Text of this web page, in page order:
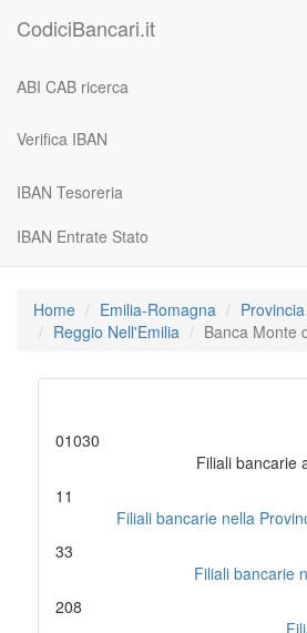
CodiciBancari.it
ABI CAB ricerca
Verifica IBAN
IBAN Tesoreria
IBAN Entrate Stato
Home Emilia-Romagna
Reggio Nell'Emilia
Banca Monte
01030
Filiali bancarie
11
Filiali bancarie nella
33
Filiali bancarie
208